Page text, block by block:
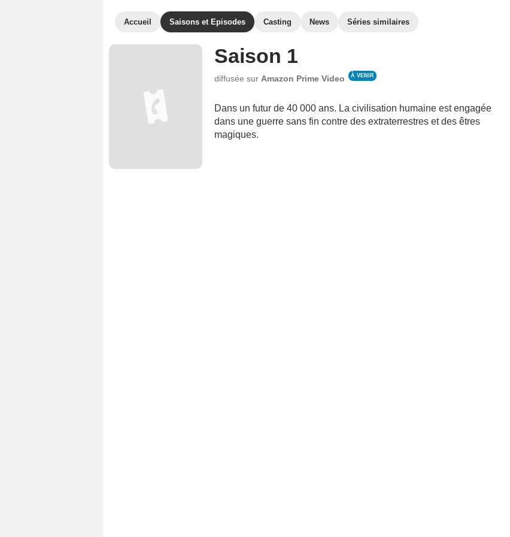
Accueil Saisons et Episodes Casting News Séries similaires
Saison 1
diffusée sur Amazon Prime Video À VENIR
Dans un futur de 40 000 ans. La civilisation humaine est engagée
dans une guerre sans fin contre des extraterrestres et des êtres
magiques.